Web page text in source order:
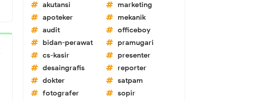
akutansi
apoteker
audit
bidan-perawat
cs-kasir
desaingrafis
dokter
fotografer
marketing
mekanik
officeboy
pramugari
presenter
reporter
satpam
sopir